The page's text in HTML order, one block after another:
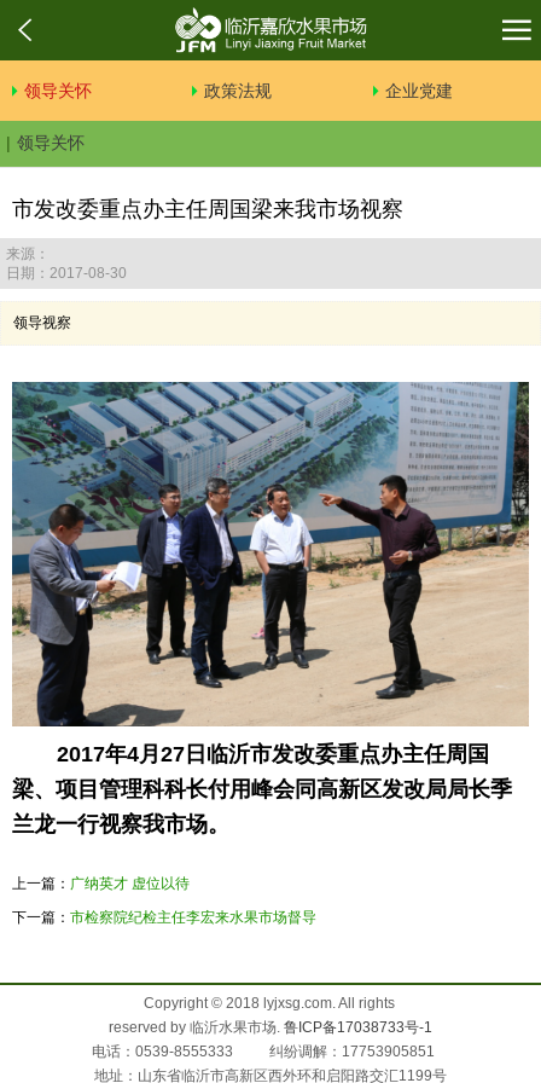
领导关怀 政策法规 企业党建
领导关怀
市发改委重点办主任周国梁来我市场视察
来源：
日期：2017-08-30
领导视察
2017年4月27 日临沂市发改委重点办主任周国
梁、项目管理科科长付用峰会同高新区发改局局长季
兰龙一行视察我市场。
上一篇： 广纳英才 虚位以待
下一篇： 市检察院纪检主任李宏来水果市场督导
Copyright © 2018 lyjxsg.com. All rights
reserved by 临沂水果市场. 鲁ICP备17038733号-1
电话：0539-8555333 纠纷调解：17753905851
地址：山东省临沂市高新区西外环和启阳路交汇1199号